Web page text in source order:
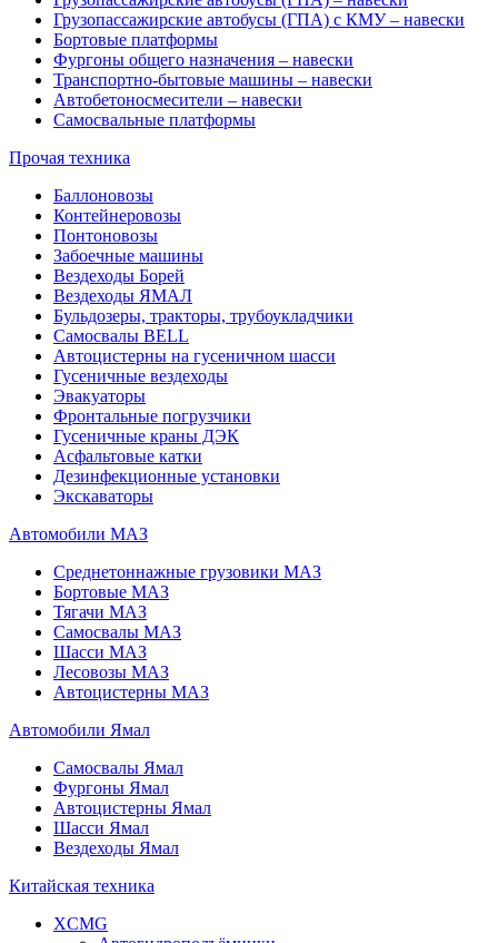
Грузопассажирские автобусы (ГПА) с КМУ – навески
Бортовые платформы
Фургоны общего назначения – навески
Транспортно-бытовые машины – навески
Автобетоносмесители – навески
Самосвальные платформы
Прочая техника
Баллоновозы
Контейнеровозы
Понтоновозы
Забоечные машины
Вездеходы Борей
Вездеходы ЯМАЛ
Бульдозеры, тракторы, трубоукладчики
Самосвалы BELL
Автоцистерны на гусеничном шасси
Гусеничные вездеходы
Эвакуаторы
Фронтальные погрузчики
Гусеничные краны ДЭК
Асфальтовые катки
Дезинфекционные установки
Экскаваторы
Автомобили МАЗ
Среднетоннажные грузовики МАЗ
Бортовые МАЗ
Тягачи МАЗ
Самосвалы МАЗ
Шасси МАЗ
Лесовозы МАЗ
Автоцистерны МАЗ
Автомобили Ямал
Самосвалы Ямал
Фургоны Ямал
Автоцистерны Ямал
Шасси Ямал
Вездеходы Ямал
Китайская техника
XCMG